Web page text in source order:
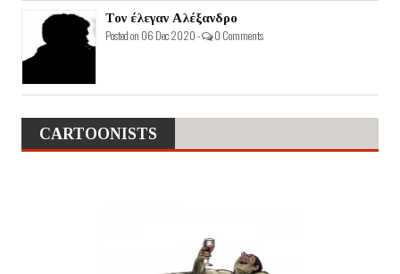
Τον έλεγαν Αλέξανδρο
Posted on 06 Dec 2020 - 0 Comments
CARTOONISTS